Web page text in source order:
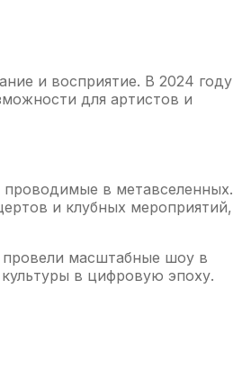
и восприятие. В 2024 году
для артистов и
в метавселенных.
и клубных мероприятий,
масштабные шоу в
в цифровую эпоху.